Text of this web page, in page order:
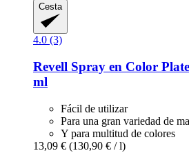
Cesta
4.0 (3)
Revell Spray en Color
ml
Fácil de utilizar
Para una gran variedad de
Y para multitud de colores
13,09 € (130,90 € / l)